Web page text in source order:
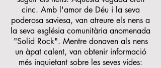
cinc. Amb l'amor de Déu i la seva
poderosa saviesa, van atreure els nens a
la seva església comunitària anomenada
"Solid Rock". Mentre donaven als nens
un àpat calent, van obtenir informació
més inquietant sobre les seves vides: